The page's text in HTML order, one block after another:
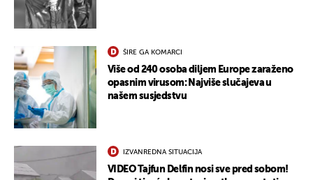
ŠIRE GA KOMARCI
Više od 240 osoba diljem Europe zaraženo
opasnim virusom: Najviše slučajeva u
našem susjedstvu
IZVANREDNA SITUACIJA
VIDEO Tajfun Delfin nosi sve pred sobom!